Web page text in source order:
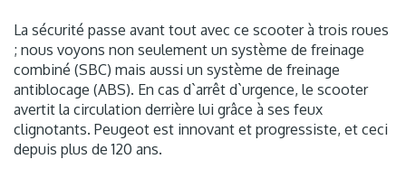
La sécurité passe avant tout avec ce scooter à trois roues
; nous voyons non seulement un système de freinage
combiné (SBC) mais aussi un système de freinage
antiblocage (ABS). En cas d`arrêt d`urgence, le scooter
avertit la circulation derrière lui grâce à ses feux
clignotants. Peugeot est innovant et progressiste, et ceci
depuis plus de 120 ans.